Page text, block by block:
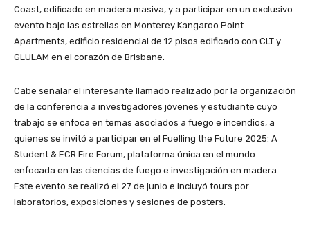
Coast, edificado en madera masiva, y a participar en un exclusivo
evento bajo las estrellas en Monterey Kangaroo Point
Apartments, edificio residencial de 12 pisos edificado con CLT y
GLULAM en el corazón de Brisbane.
Cabe señalar el interesante llamado realizado por la organización
de la conferencia a investigadores jóvenes y estudiante cuyo
trabajo se enfoca en temas asociados a fuego e incendios, a
quienes se invitó a participar en el Fuelling the Future 2025: A
Student & ECR Fire Forum, plataforma única en el mundo
enfocada en las ciencias de fuego e investigación en madera.
Este evento se realizó el 27 de junio e incluyó tours por
laboratorios, exposiciones y sesiones de posters.